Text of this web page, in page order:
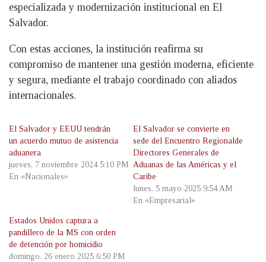
especializada y modernización institucional en El
Salvador.
Con estas acciones, la institución reafirma su
compromiso de mantener una gestión moderna, eficiente
y segura, mediante el trabajo coordinado con aliados
internacionales.
El Salvador y EEUU tendrán
un acuerdo mutuo de asistencia
aduanera
jueves, 7 noviembre 2024 5:10 PM
En «Nacionales»
El Salvador se convierte en
sede del Encuentro Regionalde
Directores Generales de
Aduanas de las Américas y el
Caribe
lunes, 5 mayo 2025 9:54 AM
En «Empresarial»
Estados Unidos captura a
pandillero de la MS con orden
de detención por homicidio
domingo, 26 enero 2025 6:50 PM